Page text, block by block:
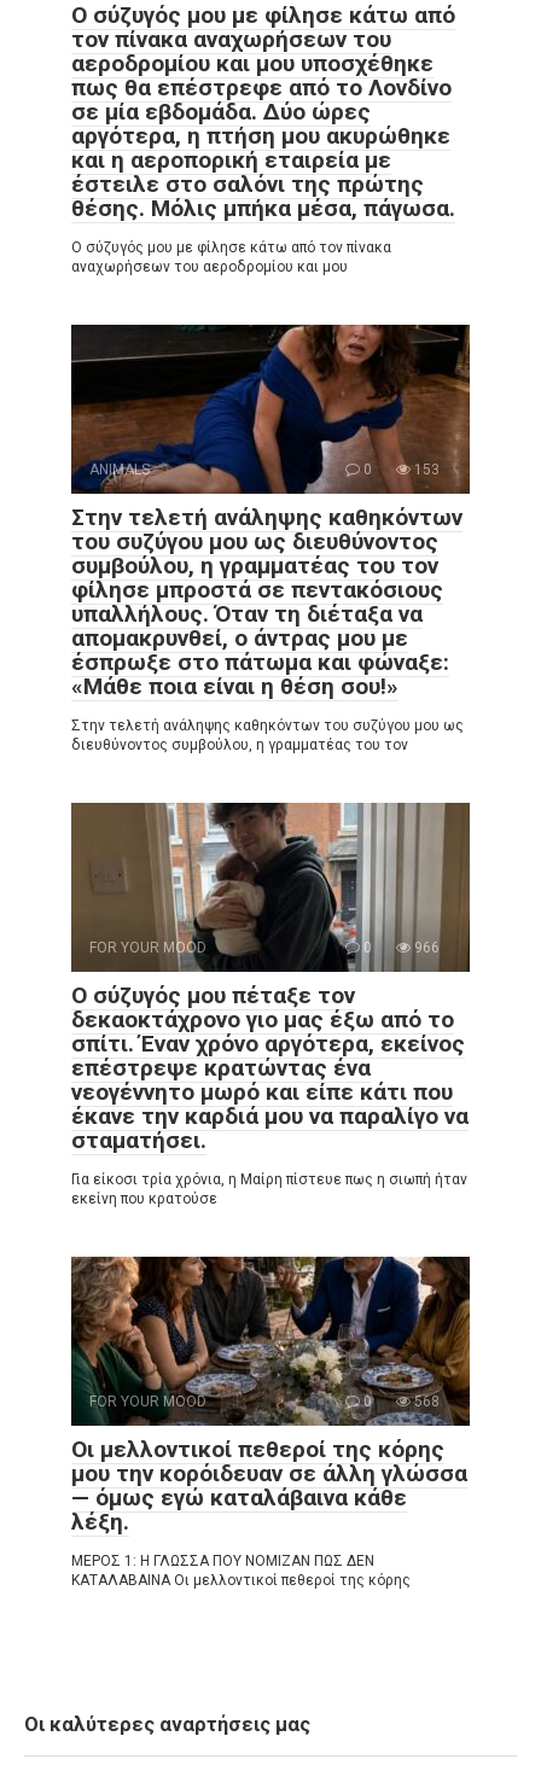
Ο σύζυγός μου με φίλησε κάτω από
τον πίνακα αναχωρήσεων του
αεροδρομίου και μου υποσχέθηκε
πως θα επέστρεφε από το Λονδίνο
σε μία εβδομάδα. Δύο ώρες
αργότερα, η πτήση μου ακυρώθηκε
και η αεροπορική εταιρεία με
έστειλε στο σαλόνι της πρώτης
θέσης. Μόλις μπήκα μέσα, πάγωσα.
Ο σύζυγός μου με φίλησε κάτω από τον πίνακα
αναχωρήσεων του αεροδρομίου και μου
ANIMALS 0 153
Στην τελετή ανάληψης καθηκόντων
του συζύγου μου ως διευθύνοντος
συμβούλου, η γραμματέας του τον
φίλησε μπροστά σε πεντακόσιους
υπαλλήλους. Όταν τη διέταξα να
απομακρυνθεί, ο άντρας μου με
έσπρωξε στο πάτωμα και φώναξε:
«Μάθε ποια είναι η θέση σου!»
Στην τελετή ανάληψης καθηκόντων του συζύγου μου ως
διευθύνοντος συμβούλου, η γραμματέας του τον
FOR YOUR MOOD 0 966
Ο σύζυγός μου πέταξε τον
δεκαοκτάχρονο γιο μας έξω από το
σπίτι. Έναν χρόνο αργότερα, εκείνος
επέστρεψε κρατώντας ένα
νεογέννητο μωρό και είπε κάτι που
έκανε την καρδιά μου να παραλίγο να
σταματήσει.
Για είκοσι τρία χρόνια, η Μαίρη πίστευε πως η σιωπή ήταν
εκείνη που κρατούσε
FOR YOUR MOOD 0 568
Οι μελλοντικοί πεθεροί της κόρης
μου την κορόιδευαν σε άλλη γλώσσα
— όμως εγώ καταλάβαινα κάθε
λέξη.
ΜΕΡΟΣ 1: Η ΓΛΩΣΣΑ ΠΟΥ ΝΟΜΙΖΑΝ ΠΩΣ ΔΕΝ
ΚΑΤΑΛΑΒΑΙΝΑ Οι μελλοντικοί πεθεροί της κόρης
Οι καλύτερες αναρτήσεις μας